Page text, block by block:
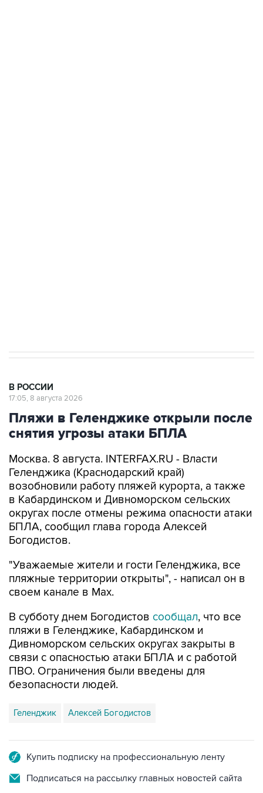
В РОССИИ
17:05, 8 августа 2026
Пляжи в Геленджике открыли после
снятия угрозы атаки БПЛА
Москва. 8 августа. INTERFAX.RU - Власти
Геленджика (Краснодарский край)
возобновили работу пляжей курорта, а также
в Кабардинском и Дивноморском сельских
округах после отмены режима опасности атаки
БПЛА, сообщил глава города Алексей
Богодистов.
"Уважаемые жители и гости Геленджика, все
пляжные территории открыты", - написал он в
своем канале в Max.
В субботу днем Богодистов сообщал, что все
пляжи в Геленджике, Кабардинском и
Дивноморском сельских округах закрыты в
связи с опасностью атаки БПЛА и с работой
ПВО. Ограничения были введены для
безопасности людей.
Геленджик Алексей Богодистов
Купить подписку на профессиональную ленту
Подписаться на рассылку главных новостей сайта